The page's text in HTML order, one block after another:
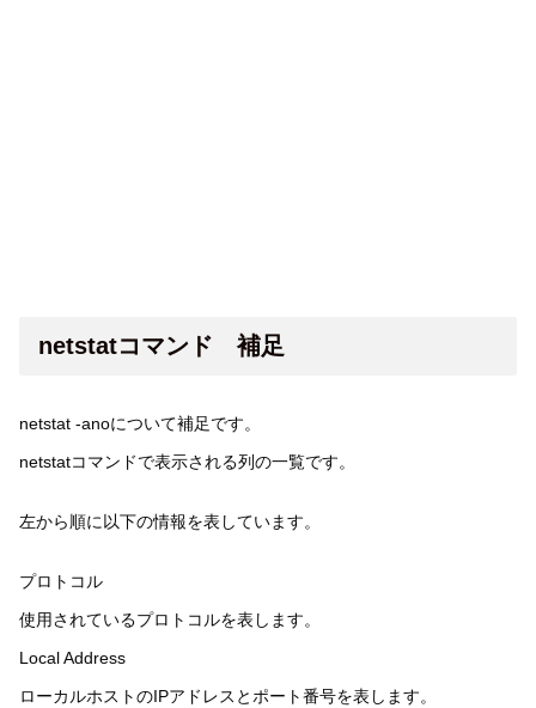
netstatコマンド 補足
netstat -anoについて補足です。
netstatコマンドで表示される列の一覧です。
左から順に以下の情報を表しています。
プロトコル
使用されているプロトコルを表します。
Local Address
ローカルホストのIPアドレスとポート番号を表します。